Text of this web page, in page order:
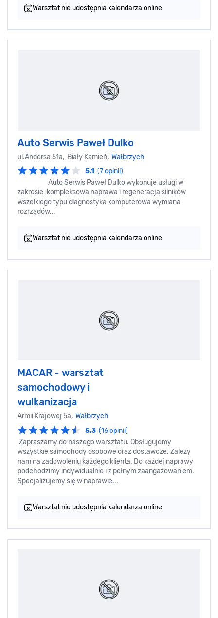
Warsztat nie udostępnia kalendarza online.
Auto Serwis Paweł Dulko
ul.Andersa 51a, Biały Kamień, Wałbrzych
5.1 (7 opinii)
Auto Serwis Paweł Dulko wykonuje usługi w
zakresie: kompleksowa naprawa i regeneracja silników
wszelkiego typu diagnostyka komputerowa wymiana
rozrządów...
Warsztat nie udostępnia kalendarza online.
MACAR - warsztat
samochodowy i
wulkanizacja
Armii Krajowej 5a, Wałbrzych
5.3 (16 opinii)
Zapraszamy do naszego warsztatu. Obsługujemy
wszystkie samochody osobowe oraz dostawcze. Zależy
nam na zadowoleniu każdego klienta. Do każdej naprawy
podchodzimy indywidualnie i z pełnym zaangażowaniem.
Specjalizujemy się w naprawie...
Warsztat nie udostępnia kalendarza online.